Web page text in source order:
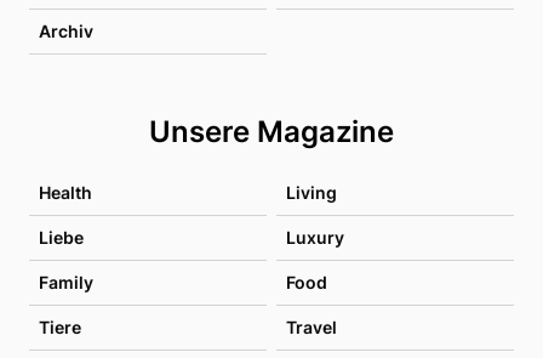
Archiv
Unsere Magazine
Health Living
Liebe Luxury
Family Food
Tiere Travel